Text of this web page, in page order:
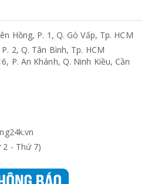
Hồng, P. 1, Q. Gò Vấp, Tp. HCM
2, Q. Tân Bình, Tp. HCM
P. An Khánh, Q. Ninh Kiều, Cần
2 - Thứ 7)